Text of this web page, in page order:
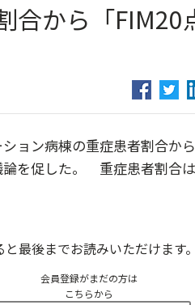
合から「FIM20
ョン病棟の重症患者割合か
を促した。 重症患者割合
最後までお読みいただけます。
会員登録がまだの方は
こちらから